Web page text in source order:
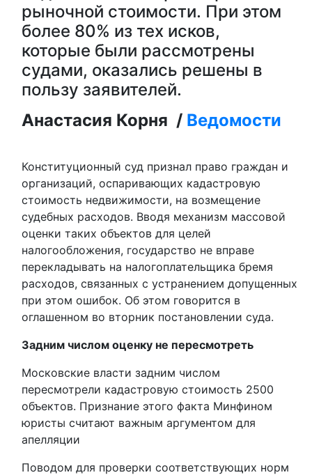
рыночной стоимости. При этом
более 80% из тех исков,
которые были рассмотрены
судами, оказались решены в
пользу заявителей.
Анастасия Корня / Ведомости
Конституционный суд признал право граждан и
организаций, оспаривающих кадастровую
стоимость недвижимости, на возмещение
судебных расходов. Вводя механизм массовой
оценки таких объектов для целей
налогообложения, государство не вправе
перекладывать на налогоплательщика бремя
расходов, связанных с устранением допущенных
при этом ошибок. Об этом говорится в
оглашенном во вторник постановлении суда.
Задним числом оценку не пересмотреть
Московские власти задним числом
пересмотрели кадастровую стоимость 2500
объектов. Признание этого факта Минфином
юристы считают важным аргументом для
апелляции
Поводом для проверки соответствующих норм